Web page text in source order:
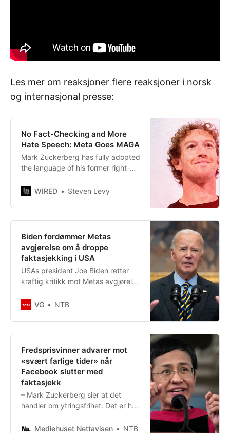
Les mer om reaksjoner flere reaksjoner i norsk
og internasjonal presse:
No Fact-Checking and More
Hate Speech: Meta Goes MAGA
Mark Zuckerberg has fully adopted
the language of his former right-
censorship.
WIRED Steven Levy
Biden fordømmer Metas
avgjørelse om å droppe
faktasjekking i USA
USAs president Joe Biden retter
kraftig kritikk mot Metas avgjørelse
innlegg på Facebook og
VG NTB
Fredsprisvinner advarer mot
«svært farlige tider» når
Facebook slutter med
faktasjekk
– Mark Zuckerberg sier at det
handler om ytringsfrihet. Det er helt
Mediehuset Nettavisen
NTB